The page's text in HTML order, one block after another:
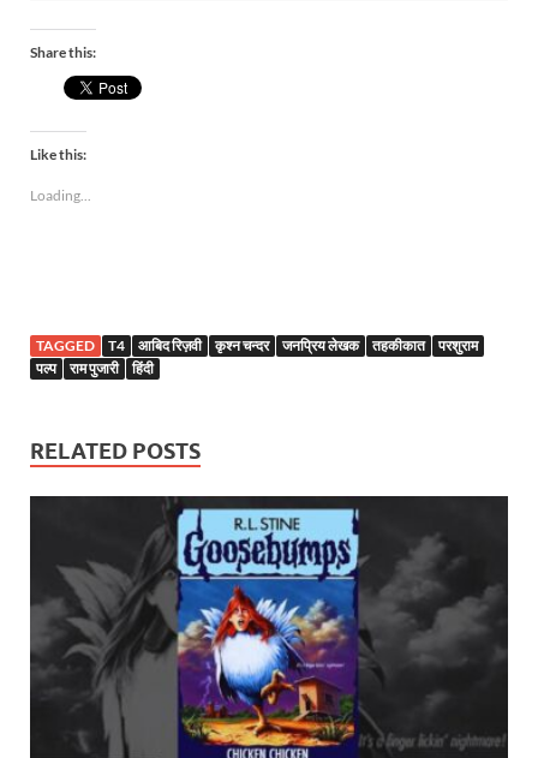
Share this:
Like this:
Loading...
TAGGED T4 आबिद रिज़वी कृश्न चन्दर जनप्रिय लेखक तहकीकात
परशुराम
पल्प
राम पुजारी हिंदी
RELATED POSTS